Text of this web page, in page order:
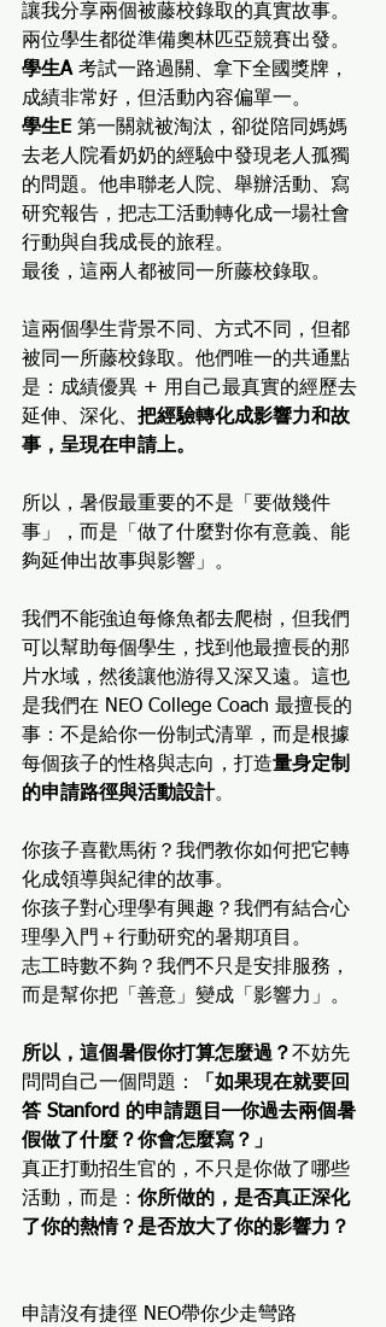
讓我分享兩個被藤校錄取的真實故事。
兩位學生都從準備奧林匹亞競賽出發。
學生A 考試一路過關、拿下全國獎牌，
成績非常好，但活動內容偏單一。
學生E 第一關就被淘汰，卻從陪同媽媽
去老人院看奶奶的經驗中發現老人孤獨
的問題。他串聯老人院、舉辦活動、寫
研究報告，把志工活動轉化成一場社會
行動與自我成長的旅程。
最後，這兩人都被同一所藤校錄取。
這兩個學生背景不同、方式不同，但都
被同一所藤校錄取。他們唯一的共通點
是：成績優異 + 用自己最真實的經歷去
延伸、深化、 把經驗轉化成影響力和故
事，呈現在申請上。
所以，暑假最重要的不是「要做幾件
事」，而是「做了什麼對你有意義、能
夠延伸出故事與影響」。
我們不能強迫每條魚都去爬樹，但我們
可以幫助每個學生，找到他最擅長的那
片水域，然後讓他游得又深又遠。 這也
是我們在 NEO College Coach 最擅長的
事：不是給你一份制式清單，而是根據
每個孩子的性格與志向，打造量身定制
的申請路徑與活動設計。
你孩子喜歡馬術？我們教你如何把它轉
化成領導與紀律的故事。
你孩子對心理學有興趣？我們有結合心
理學入門＋行動研究的暑期項目。
志工時數不夠？我們不只是安排服務，
而是幫你把「善意」變成「影響力」。
所以，這個暑假你打算怎麼過？不妨先
問問自己一個問題：
「如果現在就要回
答 Stanford 的申請題目—你過去兩個暑
假做了什麼？你會怎麼寫？」
真正打動招生官的，不只是你做了哪些
活動，而是： 你所做的，是否真正深化
了你的熱情？是否放大了你的影響力？
申請沒有捷徑 NEO帶你少走彎路